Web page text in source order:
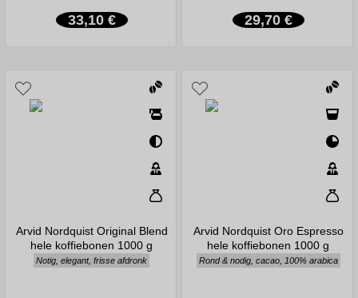
33,10 € 29,70 €
Arvid Nordquist Original Blend
hele koffiebonen 1000 g
Notig, elegant, frisse afdronk
Arvid Nordquist Oro Espresso
hele koffiebonen 1000 g
Rond & nodig, cacao, 100% arabica